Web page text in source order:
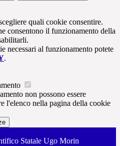
quali cookie consentire.
consentono il funzionamento della
necessari al funzionamento potete
.
non possono essere
l'elenco nella pagina della cookie
Statale Ugo Morin